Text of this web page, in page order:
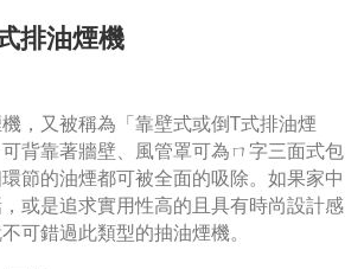
排油煙機
，又被稱為「靠壁式或倒T式排油煙
背靠著牆壁、風管罩可為ㄇ字三面式包
節的油煙都可被全面的吸除。如果家中
或是追求實用性高的且具有時尚設計感
可錯過此類型的抽油煙機。